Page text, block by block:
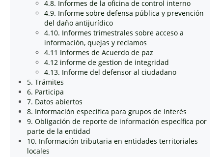
4.8. Informes de la oficina de control interno
4.9. Informe sobre defensa pública y prevención
del daño antijurídico
4.10. Informes trimestrales sobre acceso a
información, quejas y reclamos
4.11 Informes de Acuerdo de paz
4.12 informe de gestion de integridad
4.13. Informe del defensor al ciudadano
5. Trámites
6. Participa
7. Datos abiertos
8. Información específica para grupos de interés
9. Obligación de reporte de información específica por
parte de la entidad
10. Información tributaria en entidades territoriales
locales